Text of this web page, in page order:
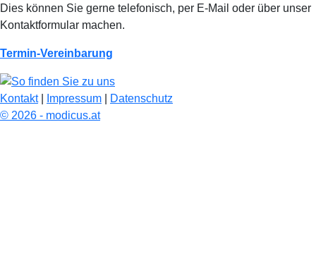
Dies können Sie gerne telefonisch, per E-Mail oder über unser
Kontaktformular machen.
Termin-Vereinbarung
Kontakt| Impressum
Datenschutz
© 2026 - modicus.at